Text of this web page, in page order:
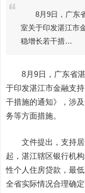
8月9日，广东省
室关于印发湛江市
稳增长若干措…
8月9日，广东省湛
于印发湛江市金融支
干措施的通知》，涉
务等方面措施。
文件提出，支持居
起，湛江辖区银行机
性个人住房贷款，最
全省实际情况合理确